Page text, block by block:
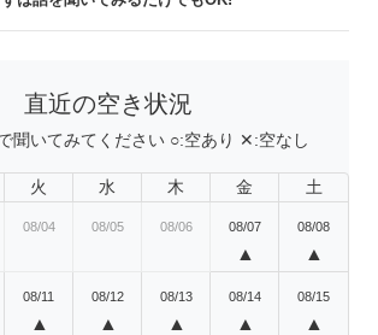
直近の空き状況
聞いてみてください ○:空あり ✕:空なし
火 水 木 金 土
08/04 08/05 08/06 08/07
▲
08/08
▲
08/11
▲
08/12
▲
08/13
▲
08/14
▲
08/15
▲